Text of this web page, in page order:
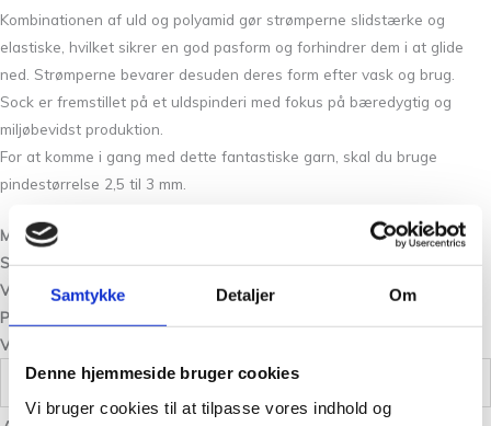
Samtykke Detaljer Om
Denne hjemmeside bruger cookies
Vi bruger cookies til at tilpasse vores indhold og
Kombinationen af uld og polyamid gør strømperne slidstærke og
elastiske, hvilket sikrer en god pasform og forhindrer dem i at glide
ned. Strømperne bevarer desuden deres form efter vask og brug.
Sock er fremstillet på et uldspinderi med fokus på bæredygtig og
miljøbevidst produktion.
For at komme i gang med dette fantastiske garn, skal du bruge
pindestørrelse 2,5 til 3 mm.
Materiale:
Strikkefasthed:10 x 10 cm = 27 – 29 m x 37 – 39 p på p 2 1/2 – 3 mm
Vægt/Løbelængde:
50 gr = ca 184 meter.
Pinde:
Vaskeanvisning:
Vægt 0,05 kg